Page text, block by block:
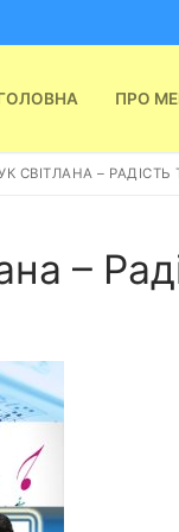
ПРО
СВІТЛАНА –
–